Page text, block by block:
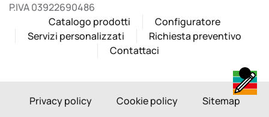
P.IVA 03922690486
Catalogo prodotti
Configuratore
Servizi personalizzati
Richiesta preventivo
Contattaci
Privacy policy Cookie policy Sitemap